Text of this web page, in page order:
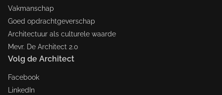
Vakmanschap
Goed opdrachtgeverschap
Architectuur als culturele waarde
Mevr. De Architect 2.0
Volg de Architect
Facebook
LinkedIn